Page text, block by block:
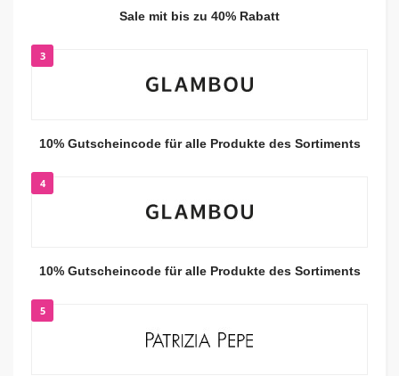
Sale mit bis zu 40% Rabatt
3
10% Gutscheincode für alle Produkte des Sortiments
4
10% Gutscheincode für alle Produkte des Sortiments
5